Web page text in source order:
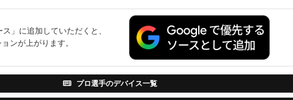
」に追加していただくと、
ンが上がります。
プロ選手のデバイス一覧